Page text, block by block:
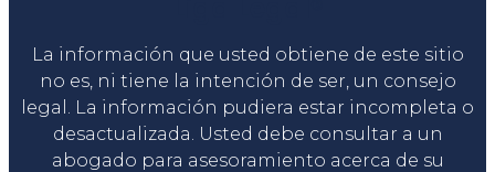
La información que usted obtiene de este sitio
no es, ni tiene la intención de ser, un consejo
legal. La información pudiera estar incompleta o
desactualizada. Usted debe consultar a un
abogado para asesoramiento acerca de su